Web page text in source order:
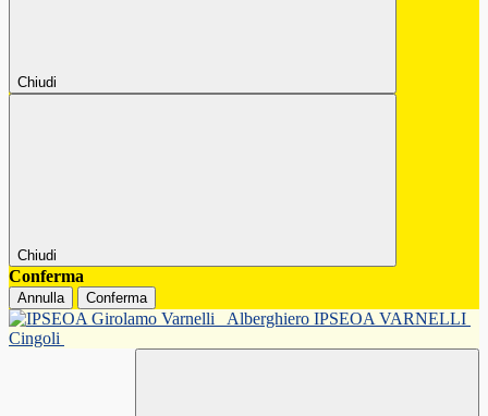
Chiudi
Chiudi
Conferma
Annulla Conferma
Alberghiero IPSEOA VARNELLI
Cingoli